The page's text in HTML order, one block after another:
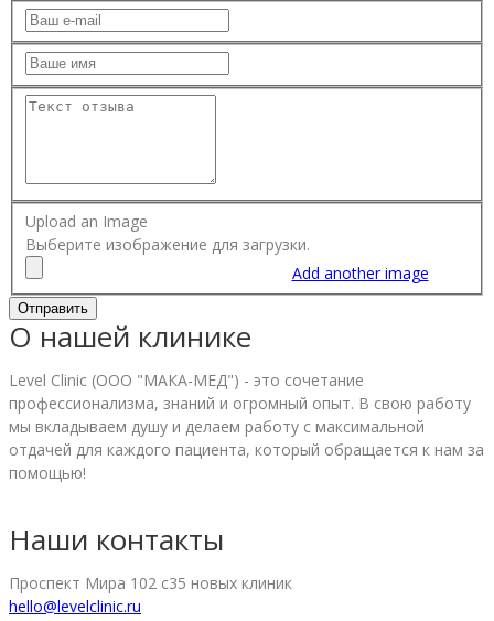
Upload an Image
Выберите изображение для загрузки.
Add another image
О нашей клинике
Level Clinic (ООО "МАКА-МЕД") - это сочетание
профессионализма, знаний и огромный опыт. В свою работу
мы вкладываем душу и делаем работу с максимальной
отдачей для каждого пациента, который обращается к нам за
помощью!
Наши контакты
Проспект Мира 102 с35 новых клиник
hello@levelclinic.ru